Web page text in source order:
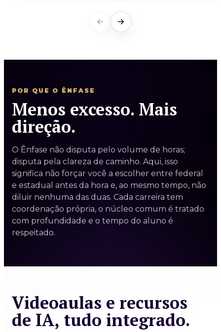
POR QUE O ÊNFASE
Menos excesso. Mais
direção.
O Ênfase não disputa pelo volume de horas;
disputa pela clareza de caminho. Aqui, isso
significa não forçar você a escolher entre federal
e estadual antes da hora e, ao mesmo tempo, não
diluir nenhuma das duas. Cada carreira tem
coordenação própria, o núcleo comum é tratado
com profundidade e o tempo do aluno é
respeitado.
Videoaulas e recursos
de IA, tudo integrado.